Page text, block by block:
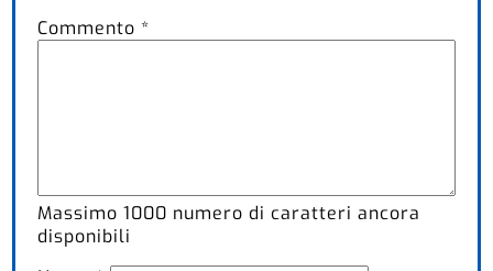
Commento *
Massimo1000 numero di caratteri ancora
disponibili